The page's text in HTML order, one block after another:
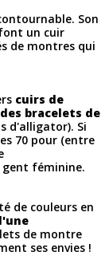
Son
un cuir
de montres qui
cuirs de
bracelets de
d'alligator). Si
70 pour (entre
gent féminine.
de couleurs en
de montre
ses envies !